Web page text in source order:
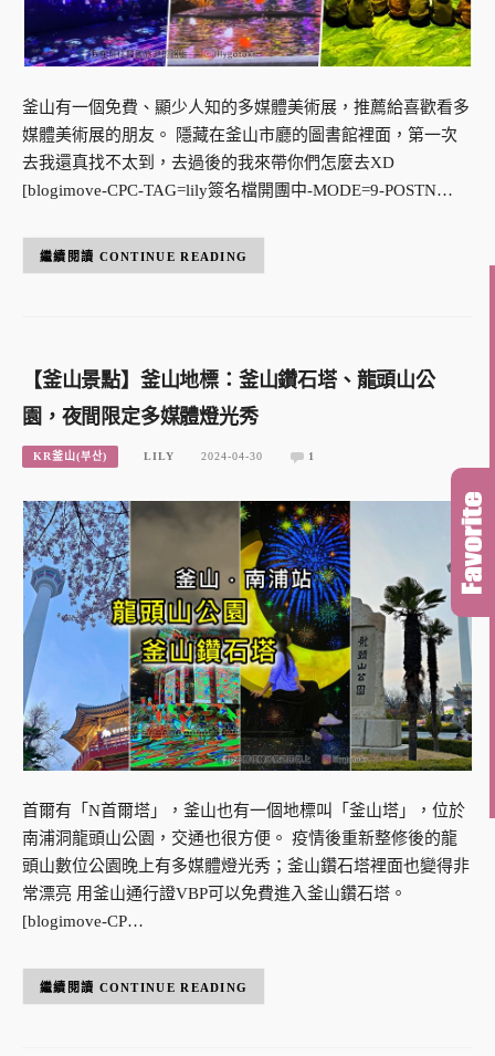
釜山有一個免費、顯少人知的多媒體美術展，推薦給喜歡看多
媒體美術展的朋友。 隱藏在釜山市廳的圖書館裡面，第一次
去我還真找不太到，去過後的我來帶你們怎麼去XD
[blogimove-CPC-TAG=lily簽名檔開團中-MODE=9-POSTN…
CONTINUE READING
【釜山景點】釜山地標：釜山鑽石塔、龍頭山公
園，夜間限定多媒體燈光秀
KR釜山(부산) LILY 2024-04-30 1
首爾有「N首爾塔」，釜山也有一個地標叫「釜山塔」，位於
南浦洞龍頭山公園，交通也很方便。 疫情後重新整修後的龍
頭山數位公園晚上有多媒體燈光秀；釜山鑽石塔裡面也變得非
常漂亮 用釜山通行證VBP可以免費進入釜山鑽石塔。
[blogimove-CP…
CONTINUE READING